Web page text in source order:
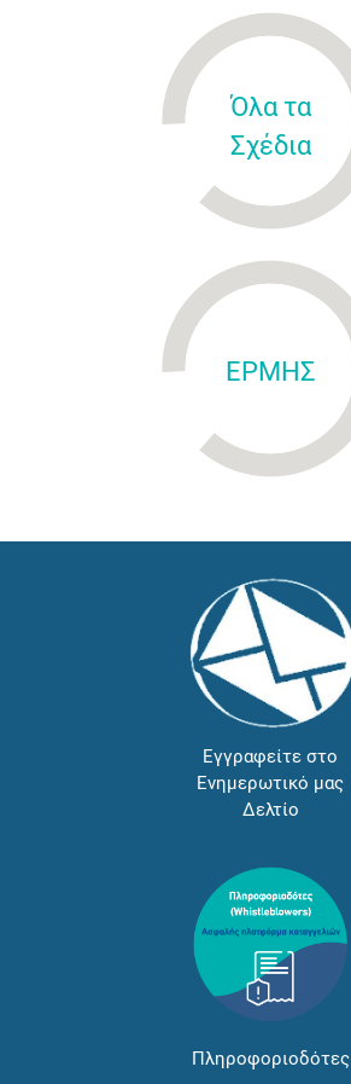
Όλα τα
Σχέδια
ΕΡΜΗΣ
Εγγραφείτε στο
Ενημερωτικό μας
Δελτίο
Πληροφοριοδότες